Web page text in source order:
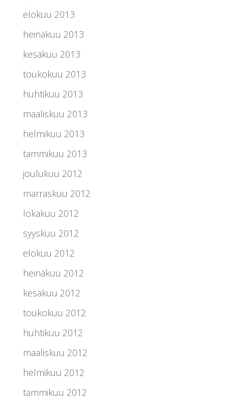
elokuu 2013
heinäkuu 2013
kesäkuu 2013
toukokuu 2013
huhtikuu 2013
maaliskuu 2013
helmikuu 2013
tammikuu 2013
joulukuu 2012
marraskuu 2012
lokakuu 2012
syyskuu 2012
elokuu 2012
heinäkuu 2012
kesäkuu 2012
toukokuu 2012
huhtikuu 2012
maaliskuu 2012
helmikuu 2012
tammikuu 2012